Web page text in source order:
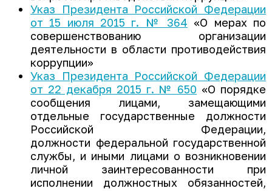
Указ Президента Российской Федерации
от 15 июля 2015 г. № 364 «О мерах по
совершенствованию организации
деятельности в области противодействия
коррупции»
Указ Президента Российской Федерации
от 22 декабря 2015 г. № 650 «О порядке
сообщения лицами, замещающими
отдельные государственные должности
Российской Федерации,
должности федеральной государственной
службы, и иными лицами о возникновении
личной заинтересованности при
исполнении должностных обязанностей,